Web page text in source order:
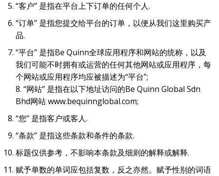
“客户” 是指在平台上下订单的任何个人.
“订单” 是指您提交给平台的订单，以便从我们这里购买产
品.
“平台” 是指Be Quinn全球应用程序和网站的统称，以及
我们可能不时拥有或运营的任何其他网站或应用程序，每
个网站或应用程序均应被描述为“平台”;
8. “网站” 是指在以下地址访问的Be Quinn Global Sdn
Bhd网站 www.bequinnglobal.com;
“您” 是指客户或客人.
“条款” 是指这些条款和条件的条款.
标题仅供参考，不影响本条款及细则的解释或解释.
赋予单数的单词应包括复数，反之亦然。赋予性别的词语